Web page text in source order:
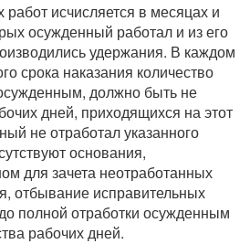
исчисляется в месяцах и
осужденный работал и из его
удержания. В каждом
срока наказания количество
должно быть не
дней, приходящихся на этот
не отработал указанного
основания,
для зачета неотработанных
отбывание исправительных
полной отработки осужденным
рабочих дней.